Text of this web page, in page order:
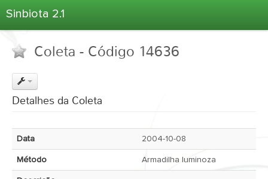
Sinbiota 2.1
Informações Ambientais
Coletas
Atlas 2.1
Estatísticas
Coleta - Código 14636
Detalhes da Coleta
Data 2004-10-08
Método Armadilha luminoza